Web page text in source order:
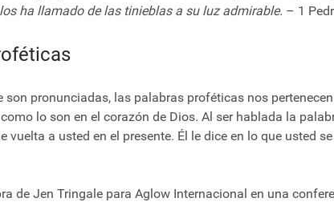
ha llamado de las tinieblas a su luz admirable. – 1
son pronunciadas, las palabras proféticas nos
lo son en el corazón de Dios. Al ser hablada la
vuelta a usted en el presente. Él le dice en lo que usted
de Jen Tringale para Aglow Internacional en una